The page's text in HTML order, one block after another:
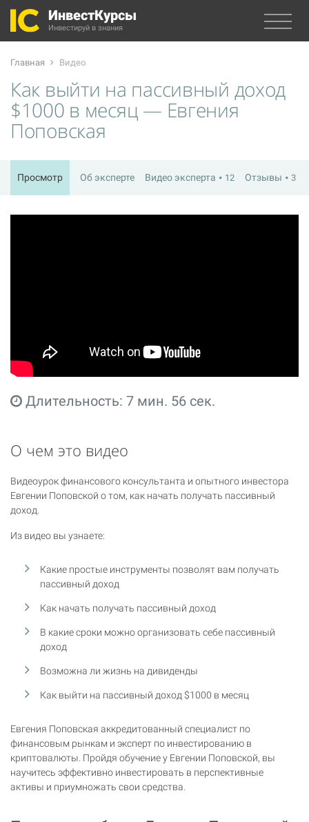
ИнвестКурсы
Инвестируй в знания
Главная Видео
Как выйти на пассивный доход
$1000 в месяц — Евгения
Поповская
Просмотр Об эксперте Видео эксперта 12 Отзывы 3
Длительность: 7 мин. 56 сек.
О чем это видео
Видеоурок финансового консультанта и опытного инвестора
Евгении Поповской о том, как начать получать пассивный
доход.
Из видео вы узнаете:
Какие простые инструменты позволят вам получать
пассивный доход
Как начать получать пассивный доход
В какие сроки можно организовать себе пассивный
доход
Возможна ли жизнь на дивиденды
Как выйти на пассивный доход $1000 в месяц
Евгения Поповская аккредитованный специалист по
финансовым рынкам и эксперт по инвестированию в
криптовалюты. Пройдя обучение у Евгении Поповской, вы
научитесь эффективно инвестировать в перспективные
активы и приумножать свои средства.